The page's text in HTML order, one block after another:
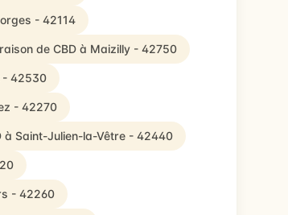
- 42114
de CBD à Maizilly - 42750
- 42530
- 42270
à Saint-Julien-la-Vêtre - 42440
- 42260